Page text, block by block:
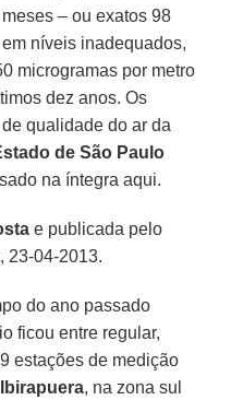
– ou exatos 98
níveis inadequados,
microgramas por metro
dez anos. Os
qualidade do ar da
de São Paulo
na íntegra aqui.
e publicada pelo
, 23-04-2013.
do ano passado
ficou entre regular,
estações de medição
Ibirapuera, na zona sul